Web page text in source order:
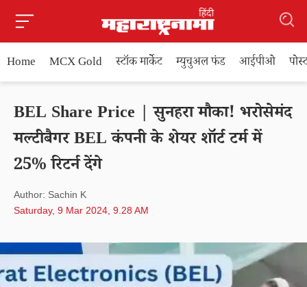
Home MCX Gold स्टॉक मार्केट म्युचुअल फंड आईपीओ
BEL Share Price | सुनहरा मौका! भरोसेमंद
मल्टीबैगर BEL कंपनी के शेयर शॉर्ट टर्म में
25% रिटर्न देंगे
Author: Sachin K
Saturday, 9 Mar 2024, 9.28 AM